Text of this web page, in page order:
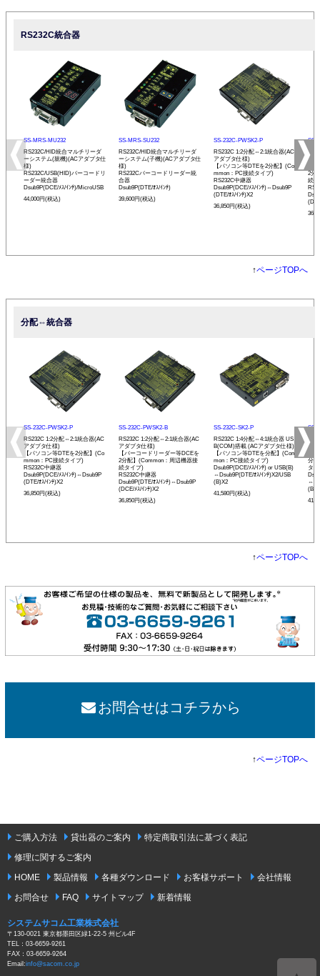
RS232C統合器
SS-MRS-MU232
RS232C/HID統合マルチリーダ
ーシステム(親機)(ACアダプタ仕
様)
RS232C/USB(HID)バーコードリ
ーダー統合器
Dsub9P(DCE/ﾒｽ/ｲﾝﾁ)/MicroUSB
44,000円(税込)
SS-MRS-SU232
RS232C/HID統合マルチリーダ
ーシステム(子機)(ACアダプタ仕
様)
RS232Cバーコードリーダー統
合器
Dsub9P(DTE/ｵｽ/ｲﾝﾁ)
39,600円(税込)
SS-232C-PWSK2-P
RS232C 1:2分配⇔2:1統合器(AC
アダプタ仕様)
【パソコン等DTEを2分配】(Co
mmon：PC接続タイプ)
RS232C中継器
Dsub9P(DCE/ﾒｽ/ｲﾝﾁ)⇔Dsub9P
(DTE/ｵｽ/ｲﾝﾁ)X2
36,850円(税込)
SS-
ア
2分
続
↑ページTOPへ
分配⇔統合器
SS-232C-PWSK2-P
RS232C 1:2分配⇔2:1統合器(AC
アダプタ仕様)
【パソコン等DTEを2分配】(Co
mmon：PC接続タイプ)
RS232C中継器
Dsub9P(DCE/ﾒｽ/ｲﾝﾁ)⇔Dsub9P
(DTE/ｵｽ/ｲﾝﾁ)X2
36,850円(税込)
SS-232C-PWSK2-B
RS232C 1:2分配⇔2:1統合器(AC
アダプタ仕様)
【バーコードリーダー等DCEを
2分配】(Common：周辺機器接
続タイプ)
RS232C中継器
Dsub9P(DTE/ｵｽ/ｲﾝﾁ)⇔Dsub9P
(DCE/ﾒｽ/ｲﾝﾁ)X2
36,850円(税込)
SS-232C-SK2-P
RS232C 1:4分配⇔4:1統合器 US
B(COM)搭載 (ACアダプタ仕様)
【パソコン等DTEを分配】(Com
mon：PC接続タイプ)
Dsub9P(DCE/ﾒｽ/ｲﾝﾁ) or USB(B)
⇔Dsub9P(DTE/ｵｽ/ｲﾝﾁ)X2/USB
(B)X2
41,580円(税込)
SS-
分
タ
↑ページTOPへ
お問合せはコチラから
↑ページTOPへ
ご購入方法 貸出器のご案内
特定商取引法に基づく表記
修理に関するご案内
HOME
製品情報 各種ダウンロード お客様サポート
会社情報
お問合せ
FAQ サイトマップ 新着情報
システムサコム工業株式会社
〒130-0021 東京都墨田区緑1-22-5 州ビル4F
TEL：03-6659-9261
FAX：03-6659-9264
Email:info@sacom.co.jp